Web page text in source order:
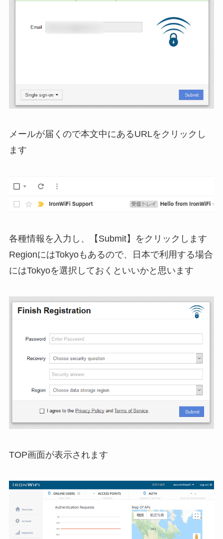
メールが届くので本文中にあるURLをクリックし
ます
各種情報を入力し、【Submit】をクリックします
RegionにはTokyoもあるので、日本で利用する場合
にはTokyoを選択しておくといいかと思います
TOP画面が表示されます